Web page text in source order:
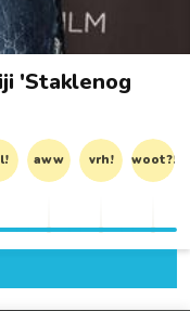
'Staklenog
aww vrh! woot?!